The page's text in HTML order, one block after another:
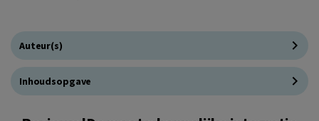
Auteur(s)
Inhoudsopgave